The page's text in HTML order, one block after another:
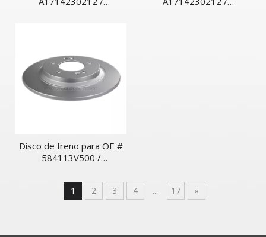
Disco de freno para OE #
584113V500 /
K5841101700 trasero
sólido
1 2 3 4 ... 17 »